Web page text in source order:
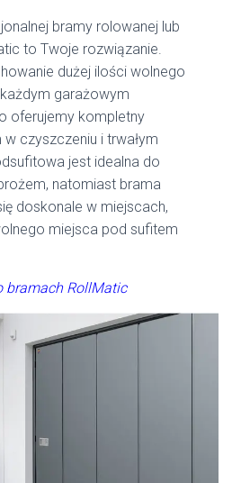
bramy rolowanej lub
to Twoje rozwiązanie.
dużej ilości wolnego
garażowym
oferujemy kompletny
czyszczeniu i trwałym
jest idealna do
natomiast brama
doskonale w miejscach,
miejsca pod sufitem
bramach RollMatic